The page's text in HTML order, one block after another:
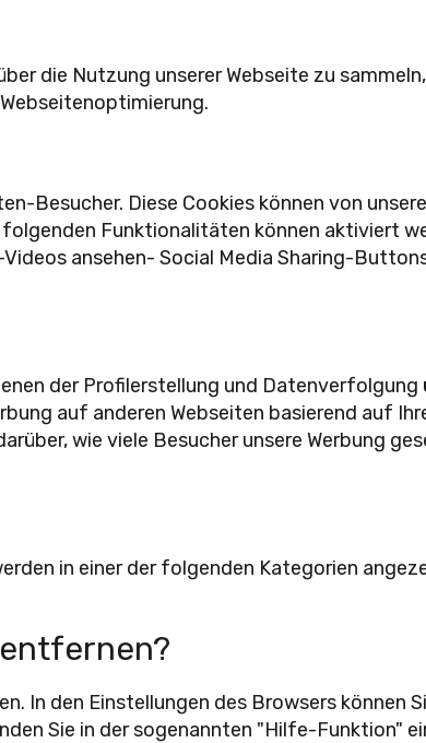
die Nutzung unserer Webseite zu
Besucher. Diese Cookies können von
Funktionalitäten können aktiviert
ansehen- Social Media Sharing-
der Profilerstellung und Datenverfolgung
auf anderen Webseiten basierend auf
wie viele Besucher unsere Werbung
in einer der folgenden Kategorien
In den Einstellungen des Browsers können
Sie in der sogenannten "Hilfe-Funktion"